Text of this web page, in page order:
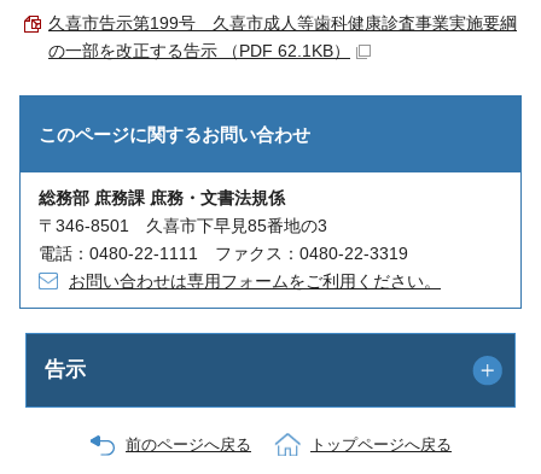
久喜市告示第199号 久喜市成人等歯科健康診査事業実施要綱
の一部を改正する告示 （PDF 62.1KB）
このページに関するお問い合わせ
総務部 庶務課 庶務・文書法規係
〒346-8501 久喜市下早見85番地の3
電話：0480-22-1111 ファクス：0480-22-3319
お問い合わせは専用フォームをご利用ください。
告示
前のページへ戻る トップページへ戻る